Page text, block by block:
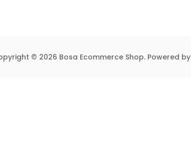
© 2026 Bosa Ecommerce Shop. Powered by